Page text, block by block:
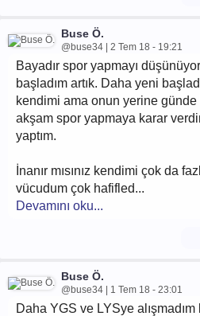
Buse Ö.
@buse34 | 2 Tem 18 - 19:21
Bayadır spor yapmayı
başladım artık. Daha yeni
kendimi ama onun yerine
akşam spor yapmaya karar
yaptım.
İnanır mısınız kendimi çok da
vücudum çok hafifled...
Devamını oku...
Buse Ö.
@buse34 | 1 Tem 18 - 23:01
Daha YGS ve LYSye